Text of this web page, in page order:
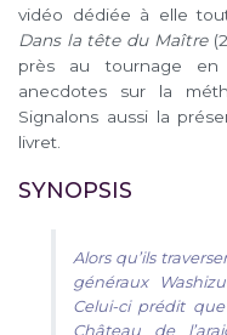
vidéo dédiée à elle
Dans la tête du Maître
près au tournage en
anecdotes sur la
Signalons aussi la
livret.
SYNOPSIS
Alors qu’ils
généraux
Celui-ci prédit
Château de